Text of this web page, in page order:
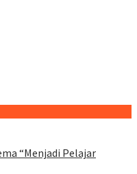
“Menjadi Pelajar